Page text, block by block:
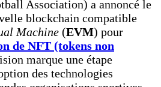
Association) a annoncé le
blockchain compatible
Machine (EVM) pour
de NFT (tokens non
marque une étape
des technologies